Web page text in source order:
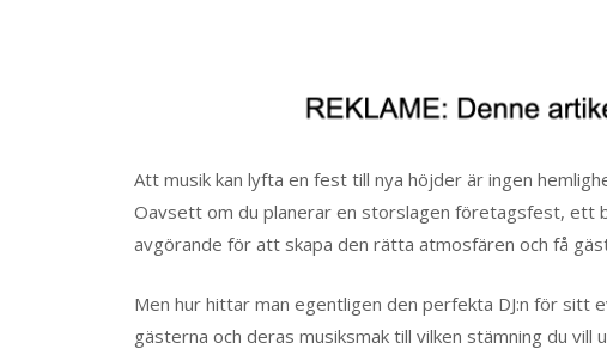
Att musik kan lyfta en fest till nya höjder är ingen
Oavsett om du planerar en storslagen företagsfest, ett
avgörande för att skapa den rätta atmosfären och få
Men hur hittar man egentligen den perfekta DJ:n för sitt
gästerna och deras musiksmak till vilken stämning du